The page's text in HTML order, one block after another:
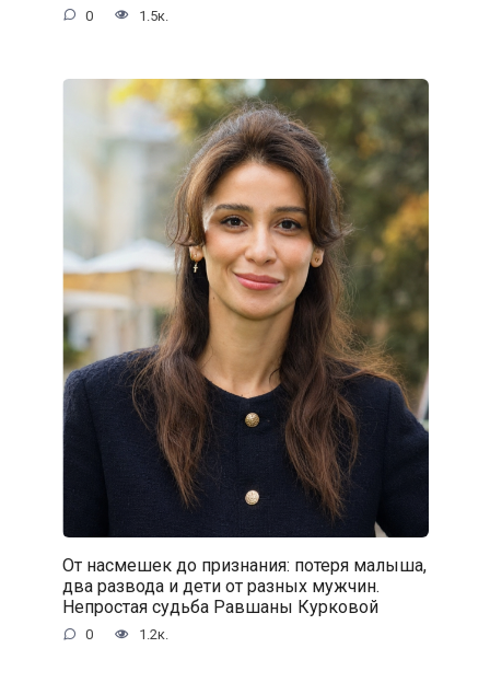
0 1.5к.
От насмешек до признания: потеря малыша,
два развода и дети от разных мужчин.
Непростая судьба Равшаны Курковой
0 1.2к.